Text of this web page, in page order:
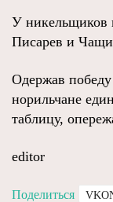
У никельщиков
Писарев и
Одержав
норильчане
таблицу,
editor
Поделиться